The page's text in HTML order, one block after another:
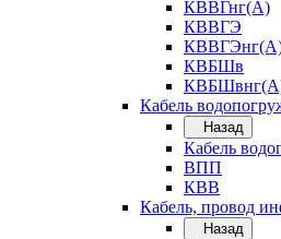
КВВГнг(А)
КВВГЭ
КВБШв
Кабель
Назад
Кабель
ВПП
КВВ
Кабель, провод
Назад